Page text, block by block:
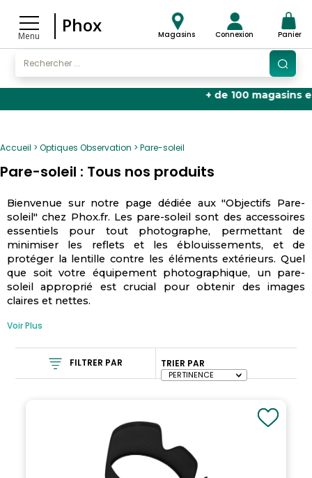
Menu
Phox Magasins Connexion Panier
+ de 100 magasins en
Accueil Optiques Observation Pare-soleil
Pare-soleil : Tous nos produits
Bienvenue sur notre page dédiée aux "Objectifs Pare-
soleil" chez Phox.fr. Les pare-soleil sont des accessoires
essentiels pour tout photographe, permettant de
minimiser les reflets et les éblouissements, et de
protéger la lentille contre les éléments extérieurs. Quel
que soit votre équipement photographique, un pare-
soleil approprié est crucial pour obtenir des images
claires et nettes.
Voir Plus
FILTRER PAR TRIER PAR